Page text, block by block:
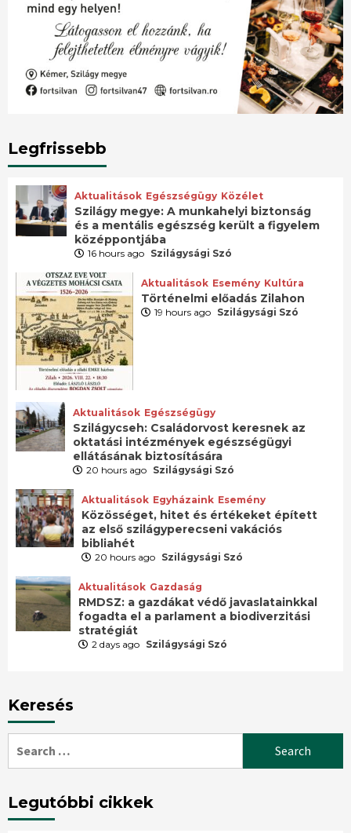
Legfrissebb
Aktualitások Egészségügy Közélet
Szilágy megye: A munkahelyi biztonság
és a mentális egészség került a figyelem
középpontjába
16 hours ago Szilágysági Szó
Aktualitások Esemény Kultúra
Történelmi előadás Zilahon
19 hours ago Szilágysági Szó
Aktualitások Egészségügy
Szilágycseh: Családorvost keresnek az
oktatási intézmények egészségügyi
ellátásának biztosítására
20 hours ago Szilágysági Szó
Aktualitások Egyházaink Esemény
Közösséget, hitet és értékeket épített
az első szilágyperecseni vakációs
bibliahét
20 hours ago Szilágysági Szó
Aktualitások Gazdaság
RMDSZ: a gazdákat védő javaslatainkkal
fogadta el a parlament a biodiverzitási
stratégiát
2 days ago Szilágysági Szó
Keresés
for:
Legutóbbi cikkek